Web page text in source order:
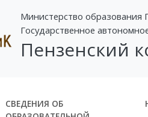
Министерство образования
Государственное
Пензенский
СВЕДЕНИЯ ОБ